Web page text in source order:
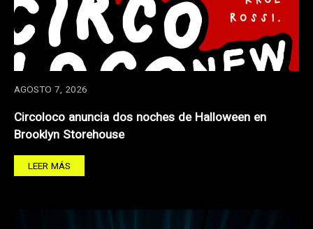
AGOSTO 7, 2026
Circoloco anuncia dos noches de Halloween en
Brooklyn Storehouse
LEER MÁS